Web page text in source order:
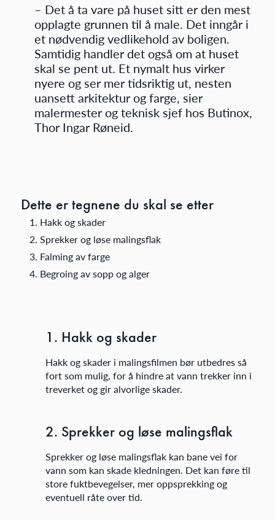
– Det å ta vare på huset sitt er den mest
opplagte grunnen til å male. Det inngår i
et nødvendig vedlikehold av boligen.
Samtidig handler det også om at huset
skal se pent ut. Et nymalt hus virker
nyere og ser mer tidsriktig ut, nesten
uansett arkitektur og farge, sier
malermester og teknisk sjef hos Butinox,
Thor Ingar Røneid.
Dette er tegnene du skal se etter
Hakk og skader
Sprekker og løse malingsflak
Falming av farge
Begroing av sopp og alger
1. Hakk og skader
Hakk og skader i malingsfilmen bør utbedres så
fort som mulig, for å hindre at vann trekker inn i
treverket og gir alvorlige skader.
2. Sprekker og løse malingsflak
Sprekker og løse malingsflak kan bane vei for
vann som kan skade kledningen. Det kan føre til
store fuktbevegelser, mer oppsprekking og
eventuell råte over tid.